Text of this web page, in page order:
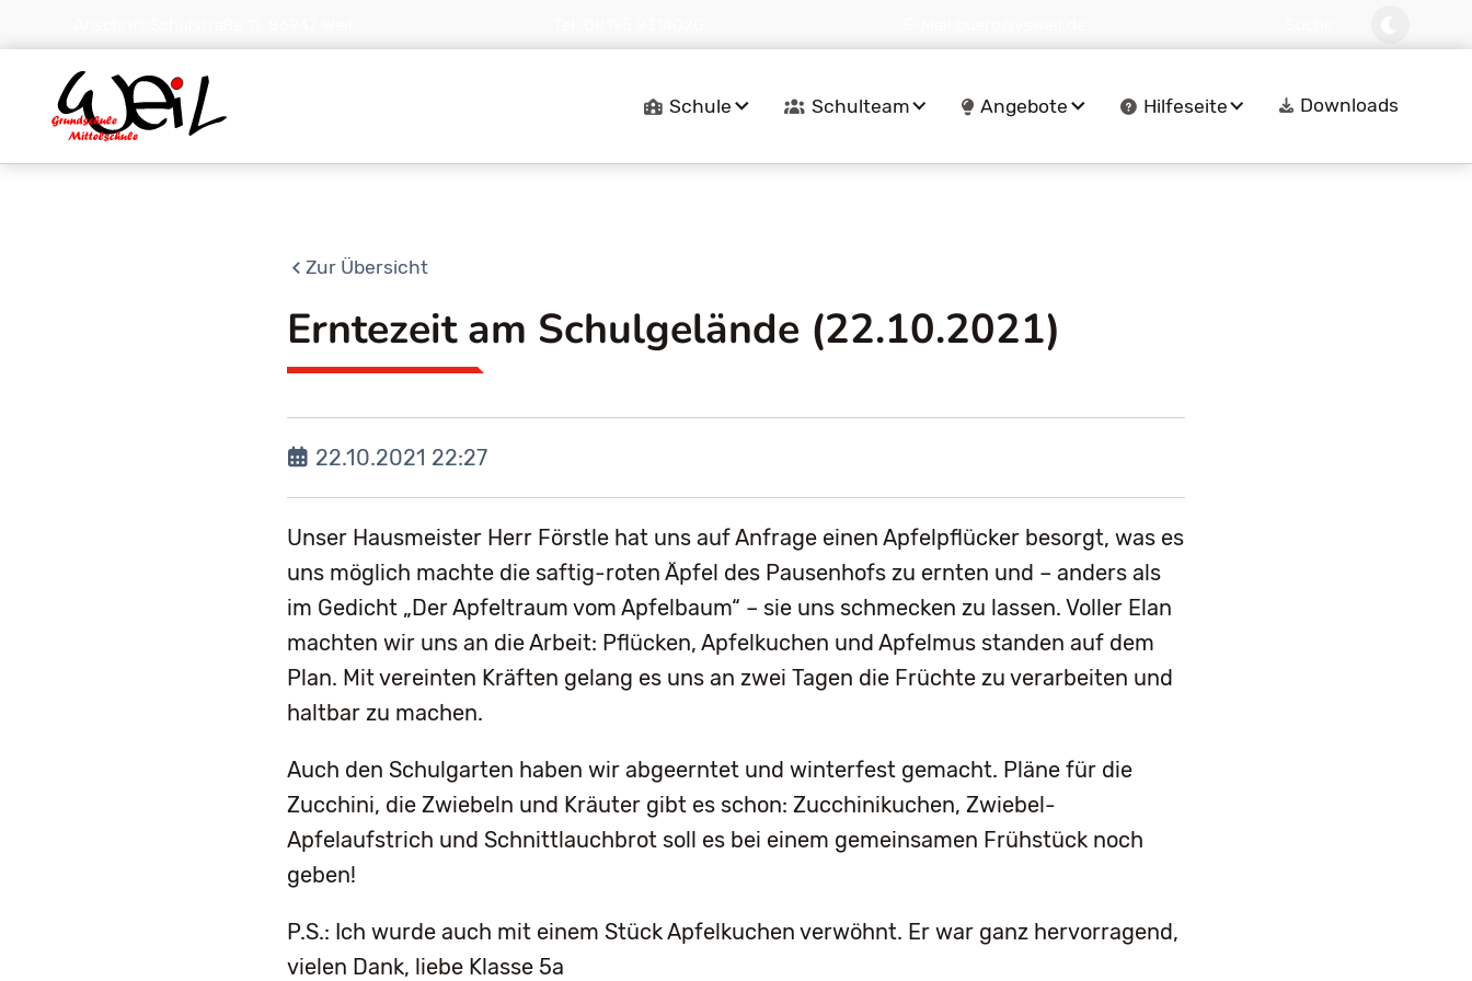
Navigation
Schule Schulteam Angebote Hilfeseite Downloads
Erntezeit am Schulgelände (22.10.2021)
22.10.2021 22:27
Unser Hausmeister Herr Förstle hat uns auf Anfrage einen Apfelpflücker besorgt, was es
uns möglich machte die saftig-roten Äpfel des Pausenhofs zu ernten und – anders als
im Gedicht „Der Apfeltraum vom Apfelbaum“ – sie uns schmecken zu lassen. Voller Elan
machten wir uns an die Arbeit: Pflücken, Apfelkuchen und Apfelmus standen auf dem
Plan. Mit vereinten Kräften gelang es uns an zwei Tagen die Früchte zu verarbeiten und
haltbar zu machen.
Auch den Schulgarten haben wir abgeerntet und winterfest gemacht. Pläne für die
Zucchini, die Zwiebeln und Kräuter gibt es schon: Zucchinikuchen, Zwiebel-
Apfelaufstrich und Schnittlauchbrot soll es bei einem gemeinsamen Frühstück noch
geben!
P.S.: Ich wurde auch mit einem Stück Apfelkuchen verwöhnt. Er war ganz hervorragend,
vielen Dank, liebe Klasse 5a
Zur Übersicht